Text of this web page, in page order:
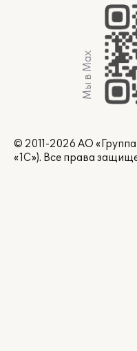
Мы в Max
© 2011-2026 АО
«1С»). Все права